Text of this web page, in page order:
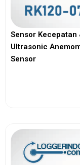
Sensor Kecepatan
Ultrasonic
Sensor